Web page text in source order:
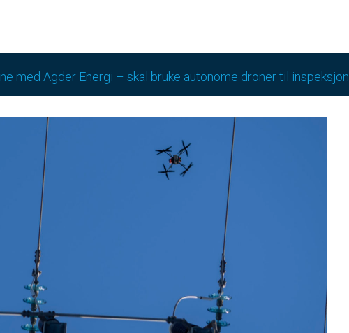
med Agder Energi – skal bruke autonome droner til inspeksjon